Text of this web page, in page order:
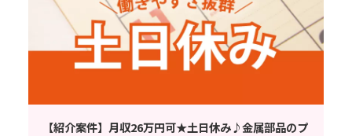
【紹介案件】月収26万円可★土日休み♪金属部品のプ